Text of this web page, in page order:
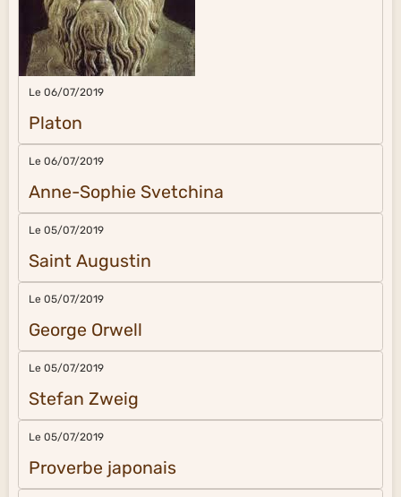
Le 06/07/2019
Platon
Le 06/07/2019
Anne-Sophie Svetchina
Le 05/07/2019
Saint Augustin
Le 05/07/2019
George Orwell
Le 05/07/2019
Stefan Zweig
Le 05/07/2019
Proverbe japonais